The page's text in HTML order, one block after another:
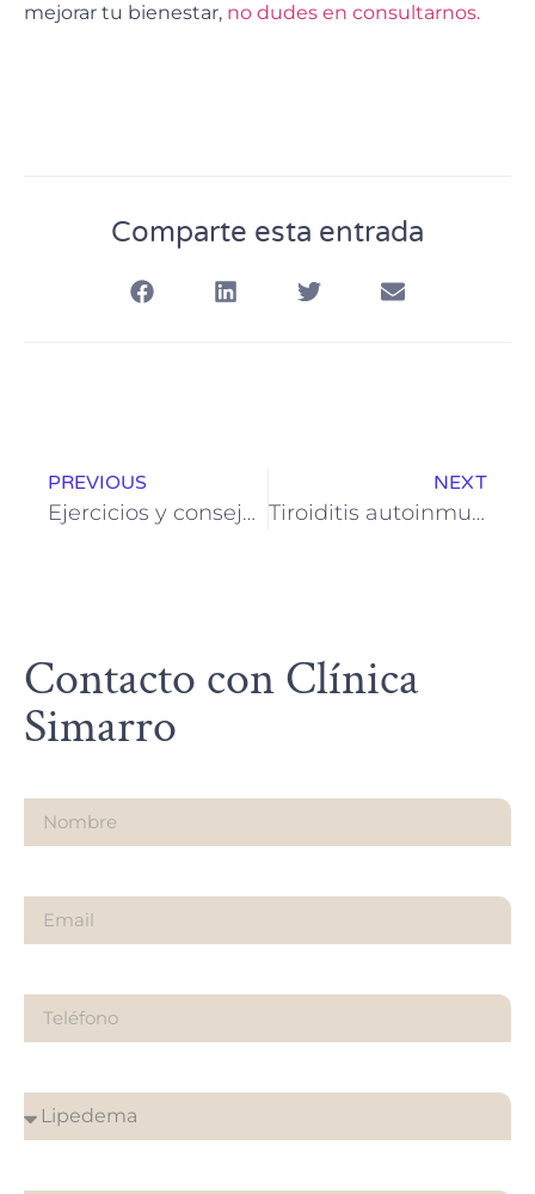
mejorar tu bienestar, no dudes en consultarnos.
Comparte esta entrada
PREVIOUS
Ejercicios y consejos para recuperarte de una lumbalgia aguda rápidamente
NEXT
Tiroiditis autoinmune: Diagnóstico, síntomas y cómo controlarla. Relación con el lipedema
Contacto con Clínica
Simarro